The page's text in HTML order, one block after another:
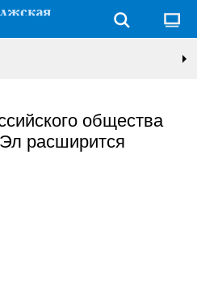
общества
расширится